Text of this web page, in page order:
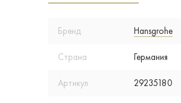
Бренд Hansgrohe
Страна Германия
Артикул 29235180